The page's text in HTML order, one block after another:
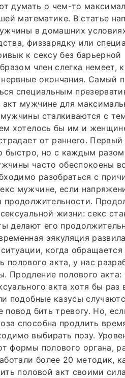
думать о чем-то
математике. В статье
в домашних
физзарядку или
к сексу без барьерной
член слегка немеет,
окончания. Самый
специальным
мужчине для
сталкиваются с
хотелось бы им и
от раннего. Первый
быстро, но с каждым разом
часто обеспокоены
разобраться с
мужчине, если
жизни: секс
делают его
эякуляция
когда
полового акта, у нас
Продление полового акта:
акта хотя бы раз
подобные казусы
бить тревогу. Но,
способна продлить
выбирать позу.
формы полового органа,
более 20 методик,
половой акт своими